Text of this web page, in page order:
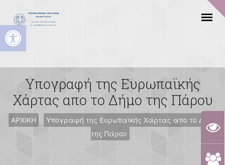
Ανοίξτε τη γραμμή εργαλείων
Υπογραφή της Ευρωπαϊκής
Χάρτας απο το Δήμο της Πάρου
ΑΡΧΙΚΗ
Υπογραφή της Ευρωπαϊκής Χάρτας απο το Δήμο
της Πάρου